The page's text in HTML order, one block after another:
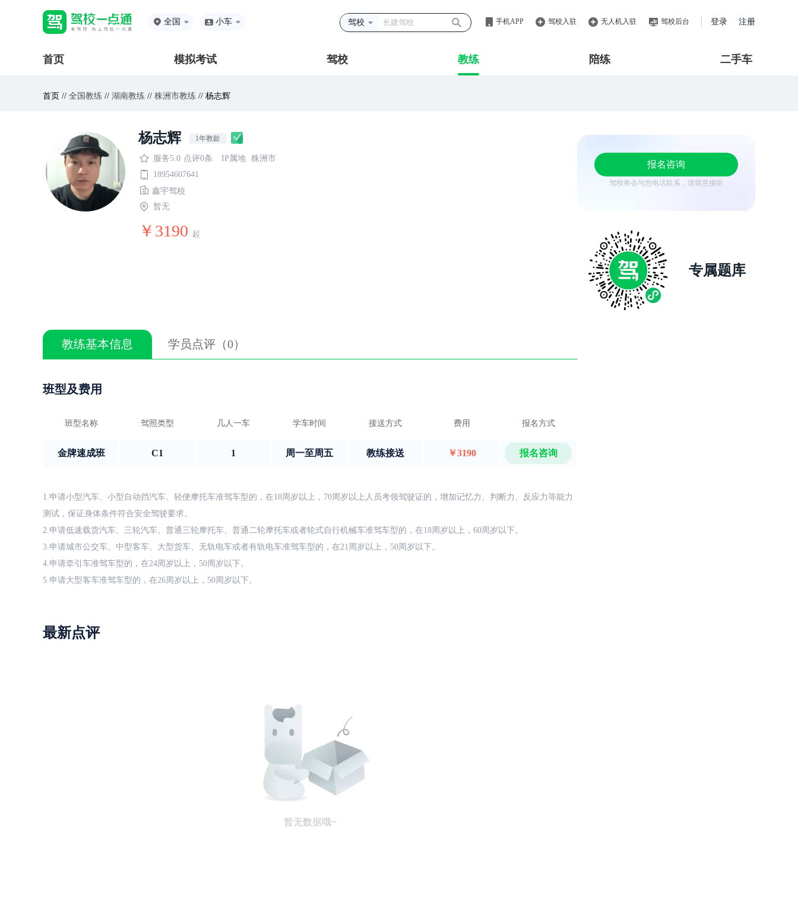
全国 小车 驾校 手机APP 驾校入驻 无人机入驻 驾校后台 登录 注册
首页 模拟考试 驾校 教练 陪练 二手车
首页 // 全国教练 // 湖南教练 // 株洲市教练 // 杨志辉
杨志辉 1年教龄
服务5.0 点评0条 IP属地 株洲市
18954607641
鑫宇驾校
暂无
￥3190 起
报名咨询
驾校将会与您电话联系，请留意接听
专属题库
教练基本信息 学员点评（0）
班型及费用
班型名称 驾照类型 几人一车 学车时间 接送方式 费用 报名方式
金牌速成班 C1 1 周一至周五 教练接送 ￥3190 报名咨询
1.申请小型汽车、小型自动挡汽车、轻便摩托车准驾车型的，在18周岁以上，70周岁以上人员考领驾驶证的，增加记忆力、判断力、反应力等能力
测试，保证身体条件符合安全驾驶要求。
2.申请低速载货汽车、三轮汽车、普通三轮摩托车、普通二轮摩托车或者轮式自行机械车准驾车型的，在18周岁以上，60周岁以下。
3.申请城市公交车、中型客车、大型货车、无轨电车或者有轨电车准驾车型的，在21周岁以上，50周岁以下。
4.申请牵引车准驾车型的，在24周岁以上，50周岁以下。
5.申请大型客车准驾车型的，在26周岁以上，50周岁以下。
最新点评
暂无数据哦~